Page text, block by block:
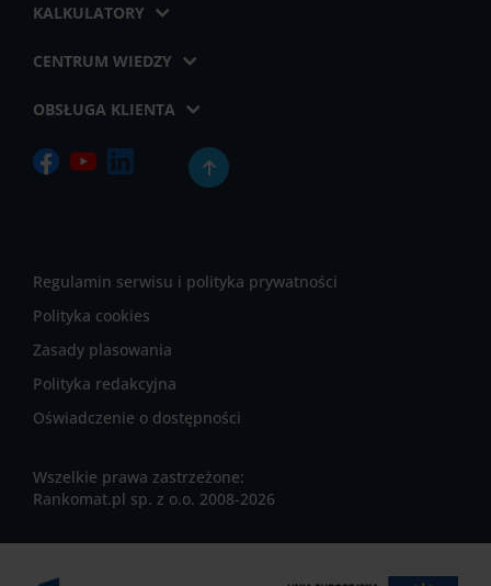
KALKULATORY
CENTRUM WIEDZY
OBSŁUGA KLIENTA
Regulamin serwisu i polityka prywatności
Polityka cookies
Zasady plasowania
Polityka redakcyjna
Oświadczenie o dostępności
Wszelkie prawa zastrzeżone:
Rankomat.pl sp. z o.o. 2008-2026